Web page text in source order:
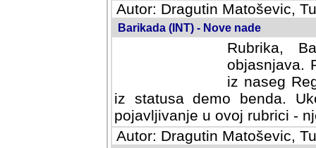
Autor: Dragutin Matoševic,
Barikada (INT) - Nove nade
Rubrika,
objasnjava.
iz naseg
iz statusa demo benda.
pojavljivanje u ovoj rubrici -
Autor: Dragutin Matoševic,